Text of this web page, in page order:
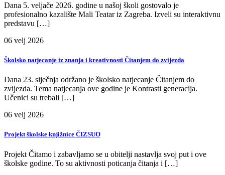
Dana 5. veljače 2026. godine u našoj školi gostovalo je
profesionalno kazalište Mali Teatar iz Zagreba. Izveli su interaktivnu
predstavu […]
06 velj 2026
Školsko natjecanje iz znanja i kreativnosti Čitanjem do zvijezda
Dana 23. siječnja održano je školsko natjecanje Čitanjem do
zvijezda. Tema natjecanja ove godine je Kontrasti generacija.
Učenici su trebali […]
06 velj 2026
Projekt školske knjižnice ČIZSUO
Projekt Čitamo i zabavljamo se u obitelji nastavlja svoj put i ove
školske godine. To su aktivnosti poticanja čitanja i […]